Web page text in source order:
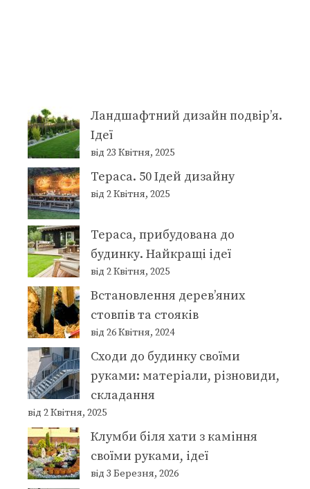
Ландшафтний дизайн подвір’я.
Ідеї
від 23 Квітня, 2025
Тераса. 50 Ідей дизайну
від 2 Квітня, 2025
Тераса, прибудована до
будинку. Найкращі ідеї
від 2 Квітня, 2025
Встановлення дерев’яних
стовпів та стояків
від 26 Квітня, 2024
Сходи до будинку своїми
руками: матеріали, різновиди,
складання
від 2 Квітня, 2025
Клумби біля хати з каміння
своїми руками, ідеї
від 3 Березня, 2026